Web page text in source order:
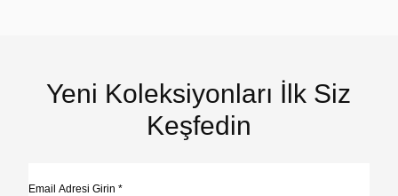
Yeni Koleksiyonları İlk Siz
Keşfedin